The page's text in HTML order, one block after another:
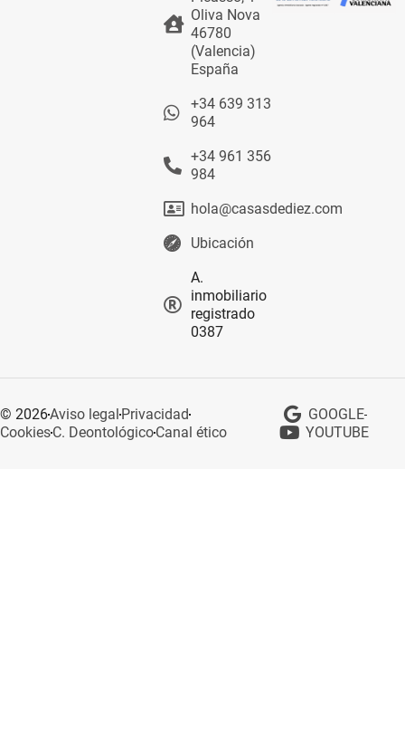
Oliva Nova
46780
(Valencia)
España
+34 639 313
964
+34 961 356
984
hola@casasdediez.com
Ubicación
A.
inmobiliario
registrado
0387
© 2026Aviso legal Privacidad
CookiesC. DeontológicoCanal ético
GOOGLE
YOUTUBE